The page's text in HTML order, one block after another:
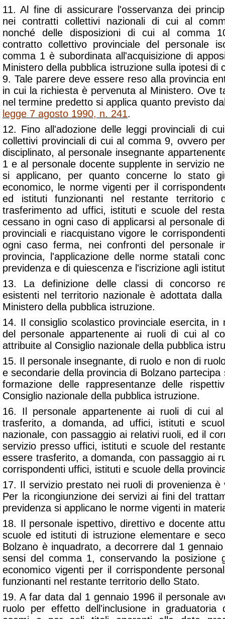
11. Al fine di assicurare l'osservanza dei
nei contratti collettivi nazionali di cui al
nonché delle disposizioni di cui al comma
contratto collettivo provinciale del personale
comma 1 è subordinata all'acquisizione di
Ministero della pubblica istruzione sulla ipotesi di
9. Tale parere deve essere reso alla provincia
in cui la richiesta è pervenuta al Ministero. Ove
nel termine predetto si applica quanto previsto
legge 7 agosto 1990, n. 241.
12. Fino all'adozione delle leggi provinciali di
collettivi provinciali di cui al comma 9, ovvero
disciplinato, al personale insegnante
1 e al personale docente supplente in servizio
si applicano, per quanto concerne lo stato
economico, le norme vigenti per il
ed istituti funzionanti nel restante territorio
trasferimento ad uffici, istituti e scuole del
cessano in ogni caso di applicarsi al personale
provinciali e riacquistano vigore le
ogni caso ferma, nei confronti del personale
provincia, l'applicazione delle norme statali
previdenza e di quiescenza e l'iscrizione agli
13. La definizione delle classi di concorso
esistenti nel territorio nazionale è adottata
Ministero della pubblica istruzione.
14. Il consiglio scolastico provinciale esercita, in
del personale appartenente ai ruoli di cui al
attribuite al Consiglio nazionale della pubblica
15. Il personale insegnante, di ruolo e non di
e secondarie della provincia di Bolzano
formazione delle rappresentanze delle
Consiglio nazionale della pubblica istruzione.
16. Il personale appartenente ai ruoli di cui
trasferito, a domanda, ad uffici, istituti e
nazionale, con passaggio ai relativi ruoli, ed il
servizio presso uffici, istituti e scuole del
essere trasferito, a domanda, con passaggio ai
corrispondenti uffici, istituti e scuole della
17. Il servizio prestato nei ruoli di provenienza
Per la ricongiunzione dei servizi ai fini del
previdenza si applicano le norme vigenti in
18. Il personale ispettivo, direttivo e docente
scuole ed istituti di istruzione elementare e
Bolzano è inquadrato, a decorrere dal 1
sensi del comma 1, conservando la posizione
economico vigenti per il corrispondente
funzionanti nel restante territorio dello Stato.
19. A far data dal 1 gennaio 1996 il personale
ruolo per effetto dell'inclusione in